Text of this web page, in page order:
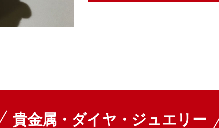
貴金属・ダイヤ・ジュエリー